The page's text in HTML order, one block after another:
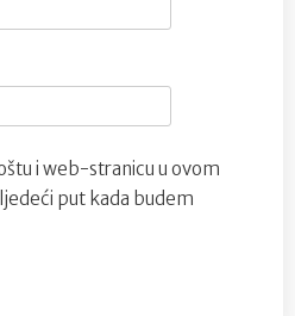
i web-stranicu u ovom
put kada budem